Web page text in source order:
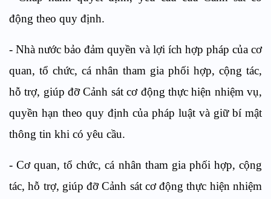
động theo quy định.
- Nhà nước bảo đảm quyền và lợi ích hợp pháp của cơ
quan, tổ chức, cá nhân tham gia phối hợp, cộng tác,
hỗ trợ, giúp đỡ Cảnh sát cơ động thực hiện nhiệm vụ,
quyền hạn theo quy định của pháp luật và giữ bí mật
thông tin khi có yêu cầu.
- Cơ quan, tổ chức, cá nhân tham gia phối hợp, cộng
tác, hỗ trợ, giúp đỡ Cảnh sát cơ động thực hiện nhiệm